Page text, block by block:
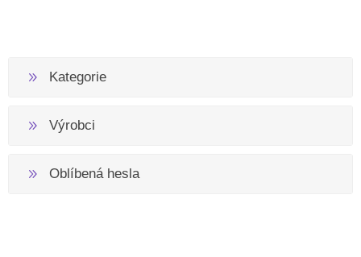
Kategorie
Výrobci
Oblíbená hesla